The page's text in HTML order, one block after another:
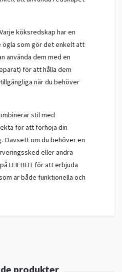
Varje köksredskap har en
ögla som gör det enkelt att
använda dem med en
för att hålla dem
när du behöver
stil med
för att förhöja din
Oavsett om du behöver en
eller andra
LEIFHEIT för att erbjuda
är både funktionella och